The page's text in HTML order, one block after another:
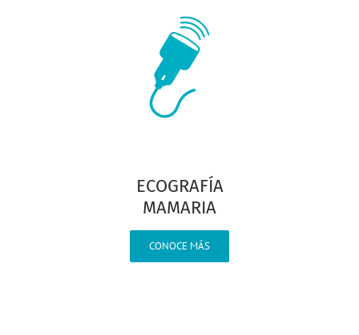
ECOGRAFÍA
MAMARIA
CONOCE MÁS